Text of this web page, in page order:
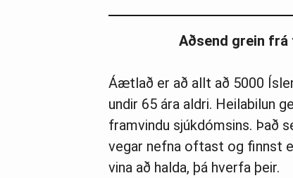
Aðsend grein frá
Áætlað er að allt að 5000
undir 65 ára aldri. Heilabilun
framvindu sjúkdómsins. Það
vegar nefna oftast og finnst
vina að halda, þá hverfa þeir.